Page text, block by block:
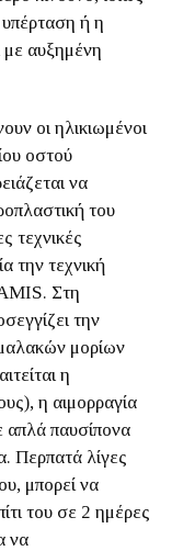
ή η
με αυξημένη
οι ηλικιωμένοι
οστού
να
του
τεχνικές
την τεχνική
Στη
την
μορίων
η
η αιμορραγία
απλά παυσίπονα
Περπατά λίγες
μπορεί να
του σε 2 ημέρες
να